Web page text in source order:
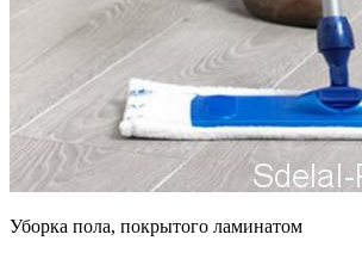
Уборка пола, покрытого ламинатом